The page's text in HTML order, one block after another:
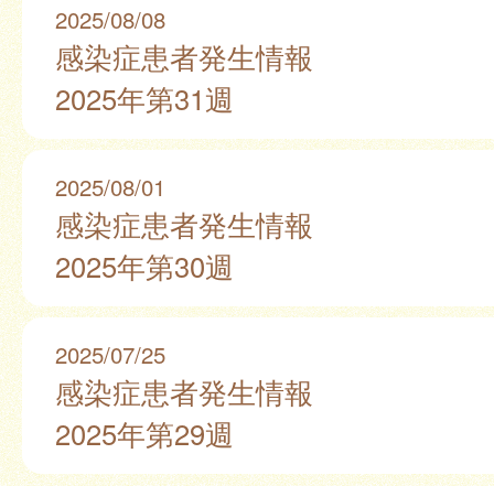
2025/08/08
感染症患者発生情報
2025年第31週
2025/08/01
感染症患者発生情報
2025年第30週
2025/07/25
感染症患者発生情報
2025年第29週